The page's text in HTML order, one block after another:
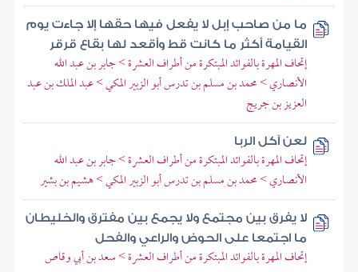
ما من صاحب إبل لا يفعل فيها حقها إلا جاءت يوم
القيامة أكثر ما كانت قط وأقعد لها بقاع قرقر
إتحاف المهرة بالفوائد المبتكرة من أطراف العشرة > جابر بن عبد الله
الأنصاري > محمد بن مسلم بن تدرس أبو الزبير المكي > عبد الملك بن عبد
العزيز بن جريج
لعن آكل الربا
إتحاف المهرة بالفوائد المبتكرة من أطراف العشرة > جابر بن عبد الله
الأنصاري > محمد بن مسلم بن تدرس أبو الزبير المكي > هشيم بن بشير
لا يفرق بين مجتمع ولا يجمع بين مفترق والخليطان
ما اجتمعا على الحوض والراعي والفحل
إتحاف المهرة بالفوائد المبتكرة من أطراف العشرة > سعد بن أبي وقاص